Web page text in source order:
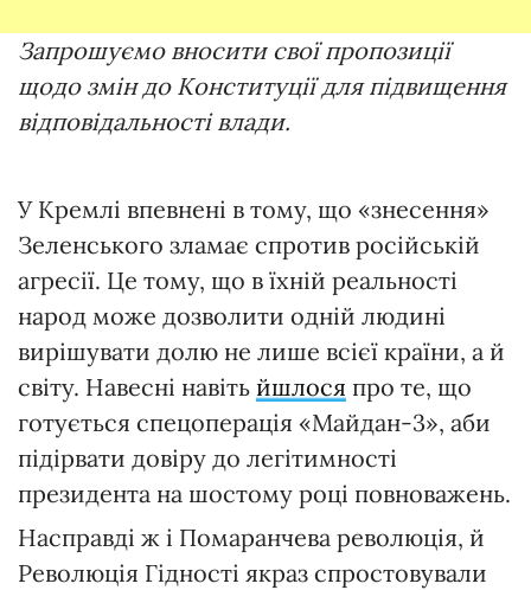
Запрошуємо вноситисвоїпропозиції
щодо змін до Конституції для підвищення
відповідальності влади.
У Кремлі впевнені в тому, що «знесення»
Зеленського зламає спротив російській
агресії. Це тому, що в їхній реальності
народ може дозволити одній людині
вирішувати долю не лише всієї країни, а й
світу. Навесні навіть йшлося про те, що
готується спецоперація «Майдан-3», аби
підірвати довіру до легітимності
президента на шостому році повноважень.
Насправді ж і Помаранчева революція, й
Революція Гідності якраз спростовували